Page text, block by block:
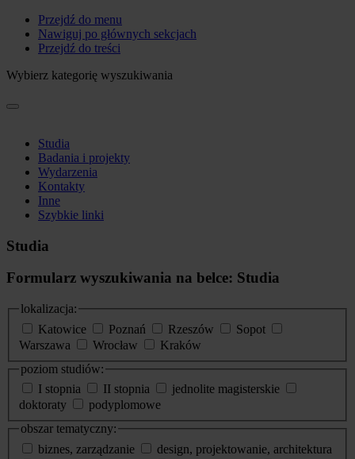
Przejdź do menu
Nawiguj po głównych sekcjach
Przejdź do treści
Wybierz kategorię wyszukiwania
Studia
Badania i projekty
Wydarzenia
Kontakty
Inne
Szybkie linki
Studia
Formularz wyszukiwania na belce: Studia
lokalizacja:
Katowice
Poznań Rzeszów
Sopot
Warszawa
Wrocław
Kraków
poziom studiów:
I stopnia
II stopnia
jednolite magisterskie
doktoraty
podyplomowe
obszar tematyczny:
biznes, zarządzanie
design, projektowanie, architektura